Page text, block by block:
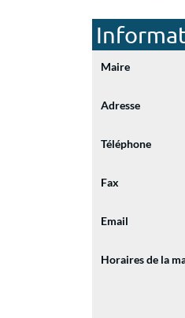
Maire
Adresse
Téléphone
Fax
Email
Horaires de la